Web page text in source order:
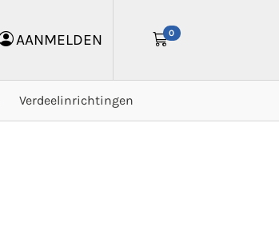
AANMELDEN 0
Verdeelinrichtingen